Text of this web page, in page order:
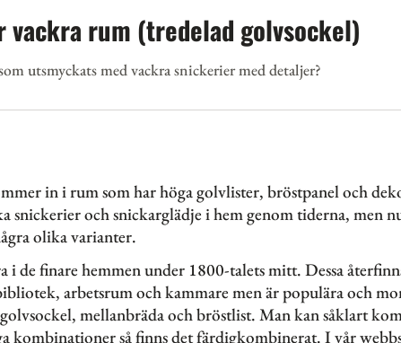
vackra rum (tredelad golvsockel)
utsmyckats med vackra snickerier med detaljer?
in i rum som har höga golvlister, bröstpanel och
snickerier och snickarglädje i hem genom tiderna, men
olika varianter.
i de finare hemmen under 1800-talets mitt. Dessa
arbetsrum och kammare men är populära och
mellanbräda och bröstlist. Man kan såklart
kombinationer så finns det färdigkombinerat. I vår